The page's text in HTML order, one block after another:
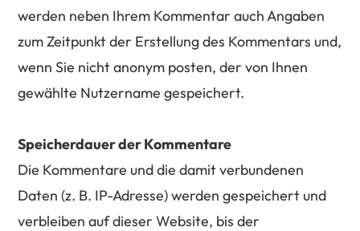
werden neben Ihrem Kommentar auch Angaben
zum Zeitpunkt der Erstellung des Kommentars und,
wenn Sie nicht anonym posten, der von Ihnen
gewählte Nutzername gespeichert.
Speicherdauer der Kommentare
Die Kommentare und die damit verbundenen
Daten (z. B. IP-Adresse) werden gespeichert und
verbleiben auf dieser Website, bis der